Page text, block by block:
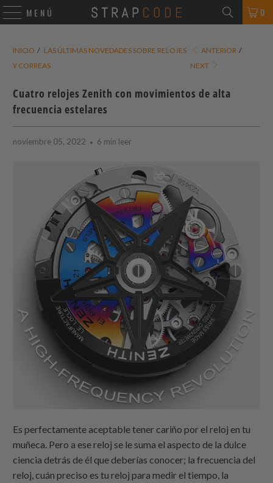
MENÚ 0
INICIO / LAS ÚLTIMAS NOVEDADES SOBRE RELOJES
Y CORREAS
ANTERIOR /
NEXT
Cuatro relojes Zenith con movimientos de alta
frecuencia estelares
noviembre 05, 2022 6 min leer
Es perfectamente aceptable tener cariño por el reloj en tu
muñeca. Pero a ese reloj se le suma el aspecto de la dulce
ciencia detrás de él que deberías conocer; la frecuencia del
reloj, cuán preciso es tu reloj para medir el tiempo, la